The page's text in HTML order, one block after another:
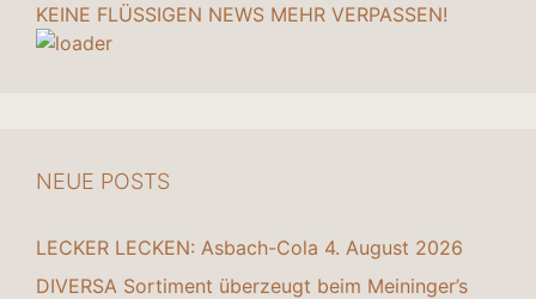
KEINE FLÜSSIGEN NEWS MEHR VERPASSEN!
NEUE POSTS
LECKER LECKEN: Asbach-Cola 4. August 2026
DIVERSA Sortiment überzeugt beim Meininger’s